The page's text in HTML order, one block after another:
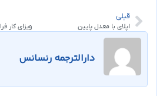
قبلی
اپلای با معدل پایین
دارالترجمه رنسانس